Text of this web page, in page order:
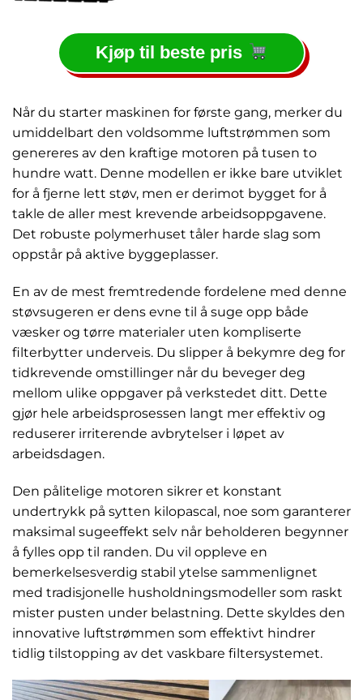
Kjøp til beste pris
Når du starter maskinen for første gang, merker du
umiddelbart den voldsomme luftstrømmen som
genereres av den kraftige motoren på tusen to
hundre watt. Denne modellen er ikke bare utviklet
for å fjerne lett støv, men er derimot bygget for å
takle de aller mest krevende arbeidsoppgavene.
Det robuste polymerhuset tåler harde slag som
oppstår på aktive byggeplasser.
En av de mest fremtredende fordelene med denne
støvsugeren er dens evne til å suge opp både
væsker og tørre materialer uten kompliserte
filterbytter underveis. Du slipper å bekymre deg for
tidkrevende omstillinger når du beveger deg
mellom ulike oppgaver på verkstedet ditt. Dette
gjør hele arbeidsprosessen langt mer effektiv og
reduserer irriterende avbrytelser i løpet av
arbeidsdagen.
Den pålitelige motoren sikrer et konstant
undertrykk på sytten kilopascal, noe som garanterer
maksimal sugeeffekt selv når beholderen begynner
å fylles opp til randen. Du vil oppleve en
bemerkelsesverdig stabil ytelse sammenlignet
med tradisjonelle husholdningsmodeller som raskt
mister pusten under belastning. Dette skyldes den
innovative luftstrømmen som effektivt hindrer
tidlig tilstopping av det vaskbare filtersystemet.